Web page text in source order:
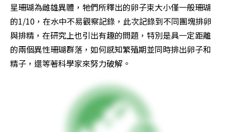
星珊瑚為雌雄異體，牠們所釋出的卵子束大小僅一般珊瑚
的1/10，在水中不易觀察記錄，此次記錄到不同團塊排卵
與排精，在研究上也引出有趣的問題，特別是具一定距離
的兩個異性珊瑚群落，如何感知繁殖期並同時排出卵子和
精子，還等著科學家來努力破解。